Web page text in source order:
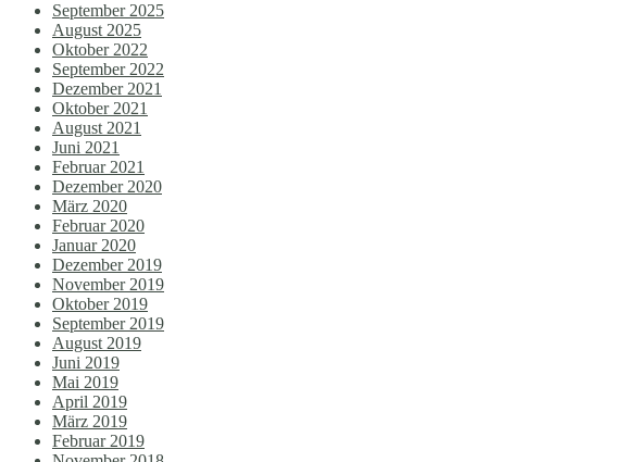
September 2025
August 2025
Oktober 2022
September 2022
Dezember 2021
Oktober 2021
August 2021
Juni 2021
Februar 2021
Dezember 2020
März 2020
Februar 2020
Januar 2020
Dezember 2019
November 2019
Oktober 2019
September 2019
August 2019
Juni 2019
Mai 2019
April 2019
März 2019
Februar 2019